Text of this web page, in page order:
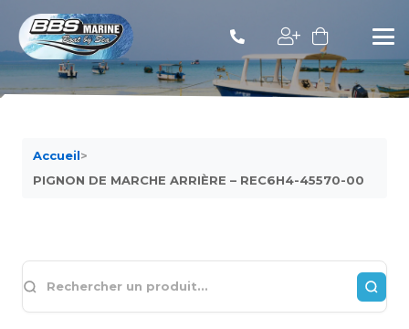
Accueil>
PIGNON DE MARCHE ARRIÈRE – REC6H4-45570-00